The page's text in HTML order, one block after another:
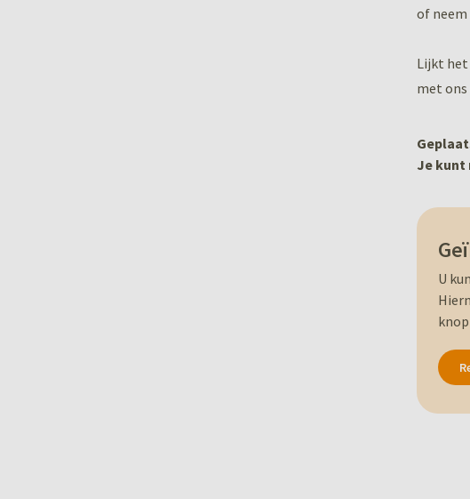
of
Lijkt het
met ons
Je kunt
U